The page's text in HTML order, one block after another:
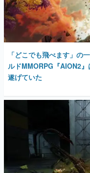
マンガ
女性向け
その他
電ファミニコゲーマーと
運営：株式会社マレ
「どこでも飛べます」の
ルドMMORPG『AION2
遂げていた